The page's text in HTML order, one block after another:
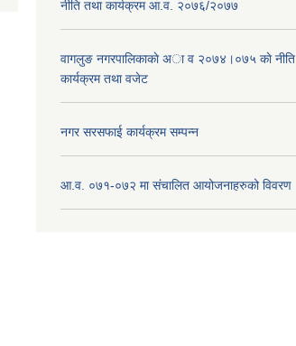
नीति तथा कार्यक्रम आ.व. २०७६/२०७७
वागलुङ नगरपालिकाकाे अा‍ व २०७४।०७५ काे नीति
कार्यक्रम तथा वजेट
नगर सरसफाई कार्यक्रम सम्पन्न
आ.व. ०७१-०७२ मा संचालित आयोजनाहरुको विवरण